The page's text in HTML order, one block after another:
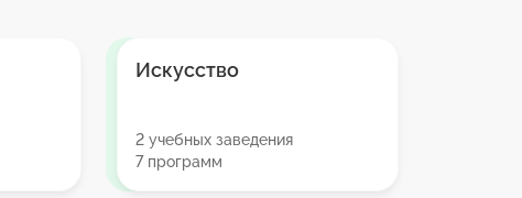
Искусство
2 учебных заведения
7 программ